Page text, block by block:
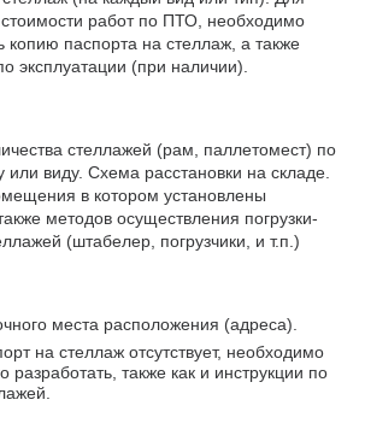
стоимости работ по ПТО, необходимо
копию паспорта на стеллаж, а также
эксплуатации (при наличии).
стеллажей (рам, паллетомест) по
или виду. Схема расстановки на складе.
в котором установлены
методов осуществления погрузки-
(штабелер, погрузчики, и т.п.)
места расположения (адреса).
на стеллаж отсутствует, необходимо
разработать, также как и инструкции по